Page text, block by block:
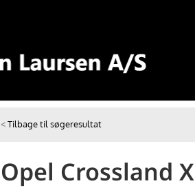
<Tilbage til søgeresultat
Opel Crossland X